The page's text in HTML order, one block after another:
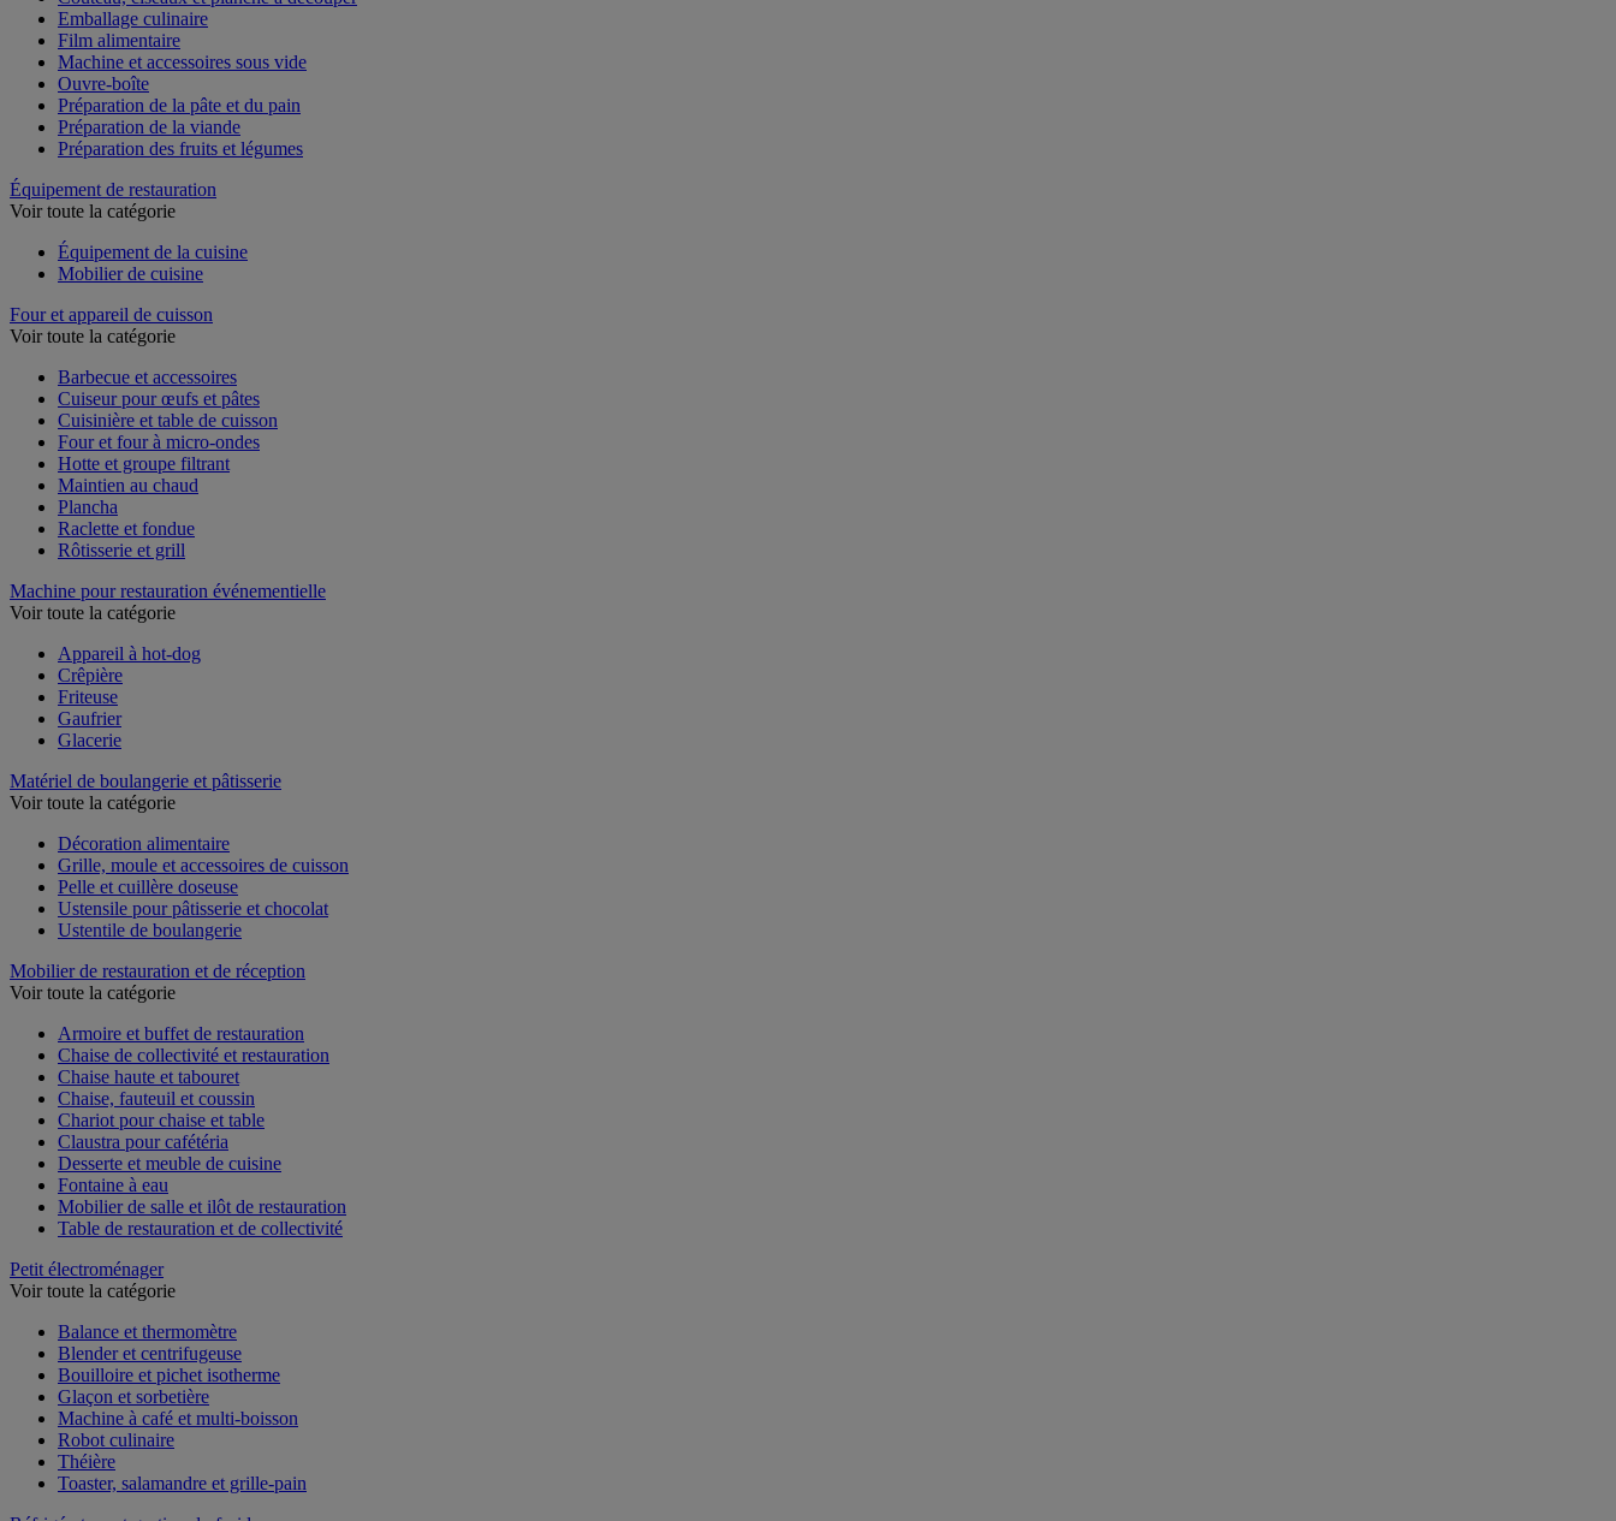
Couteau, ciseaux et planche à découper
Emballage culinaire
Film alimentaire
Machine et accessoires sous vide
Ouvre-boîte
Préparation de la pâte et du pain
Préparation de la viande
Équipement de restauration
Équipement de la cuisine
Four et appareil de cuisson
Barbecue et accessoires
Cuiseur pour œufs et pâtes
Cuisinière et table de cuisson
Four et four à micro-ondes
Hotte et groupe filtrant
Maintien au chaud
Plancha
Raclette et fondue
Machine pour restauration événementielle
Appareil à hot-dog
Crêpière
Friteuse
Gaufrier
Matériel de boulangerie et pâtisserie
Décoration alimentaire
Grille, moule et accessoires de cuisson
Pelle et cuillère doseuse
Ustensile pour pâtisserie et chocolat
Mobilier de restauration et de réception
Armoire et buffet de restauration
Chaise de collectivité et restauration
Chaise haute et tabouret
Chaise, fauteuil et coussin
Chariot pour chaise et table
Claustra pour cafétéria
Desserte et meuble de cuisine
Fontaine à eau
Mobilier de salle et ilôt de restauration
Petit électroménager
Balance et thermomètre
Blender et centrifugeuse
Bouilloire et pichet isotherme
Glaçon et sorbetière
Machine à café et multi-boisson
Robot culinaire
Théière